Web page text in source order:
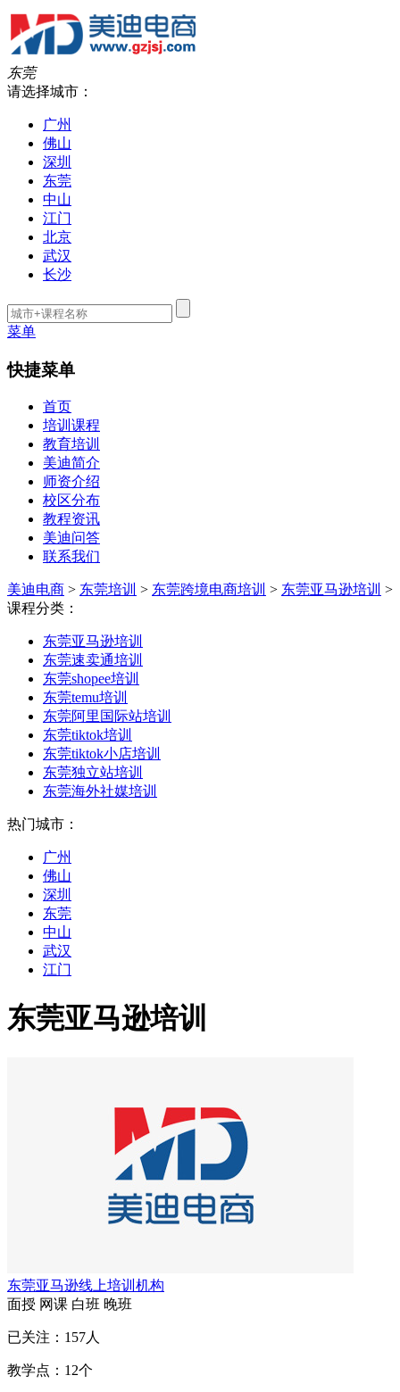
东莞
请选择城市：
广州
佛山
深圳
东莞
中山
江门
北京
武汉
长沙
菜单
快捷菜单
首页
培训课程
教育培训
美迪简介
师资介绍
校区分布
教程资讯
美迪问答
联系我们
美迪电商 > 东莞培训 > 东莞跨境电商培训 > 东莞亚马逊培训 >
课程分类：
东莞亚马逊培训
东莞速卖通培训
东莞shopee培训
东莞temu培训
东莞阿里国际站培训
东莞tiktok培训
东莞tiktok小店培训
东莞独立站培训
东莞海外社媒培训
热门城市：
广州
佛山
深圳
东莞
中山
武汉
江门
东莞亚马逊培训
东莞亚马逊线上培训机构
面授 网课 白班 晚班
已关注： 157人
教学点： 12个